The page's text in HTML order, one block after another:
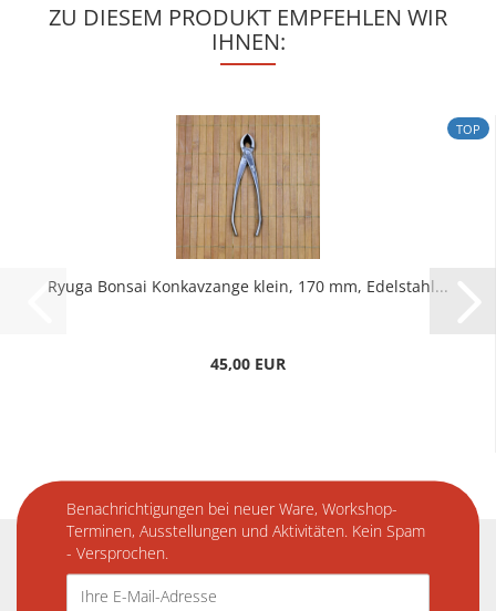
ZU DIESEM PRODUKT EMPFEHLEN WIR
IHNEN:
TOP
Ryuga Bonsai Konkavzange klein, 170 mm, Edelstahl...
45,00 EUR
Benachrichtigungen bei neuer Ware, Workshop-
Terminen, Ausstellungen und Aktivitäten. Kein Spam
- Versprochen.